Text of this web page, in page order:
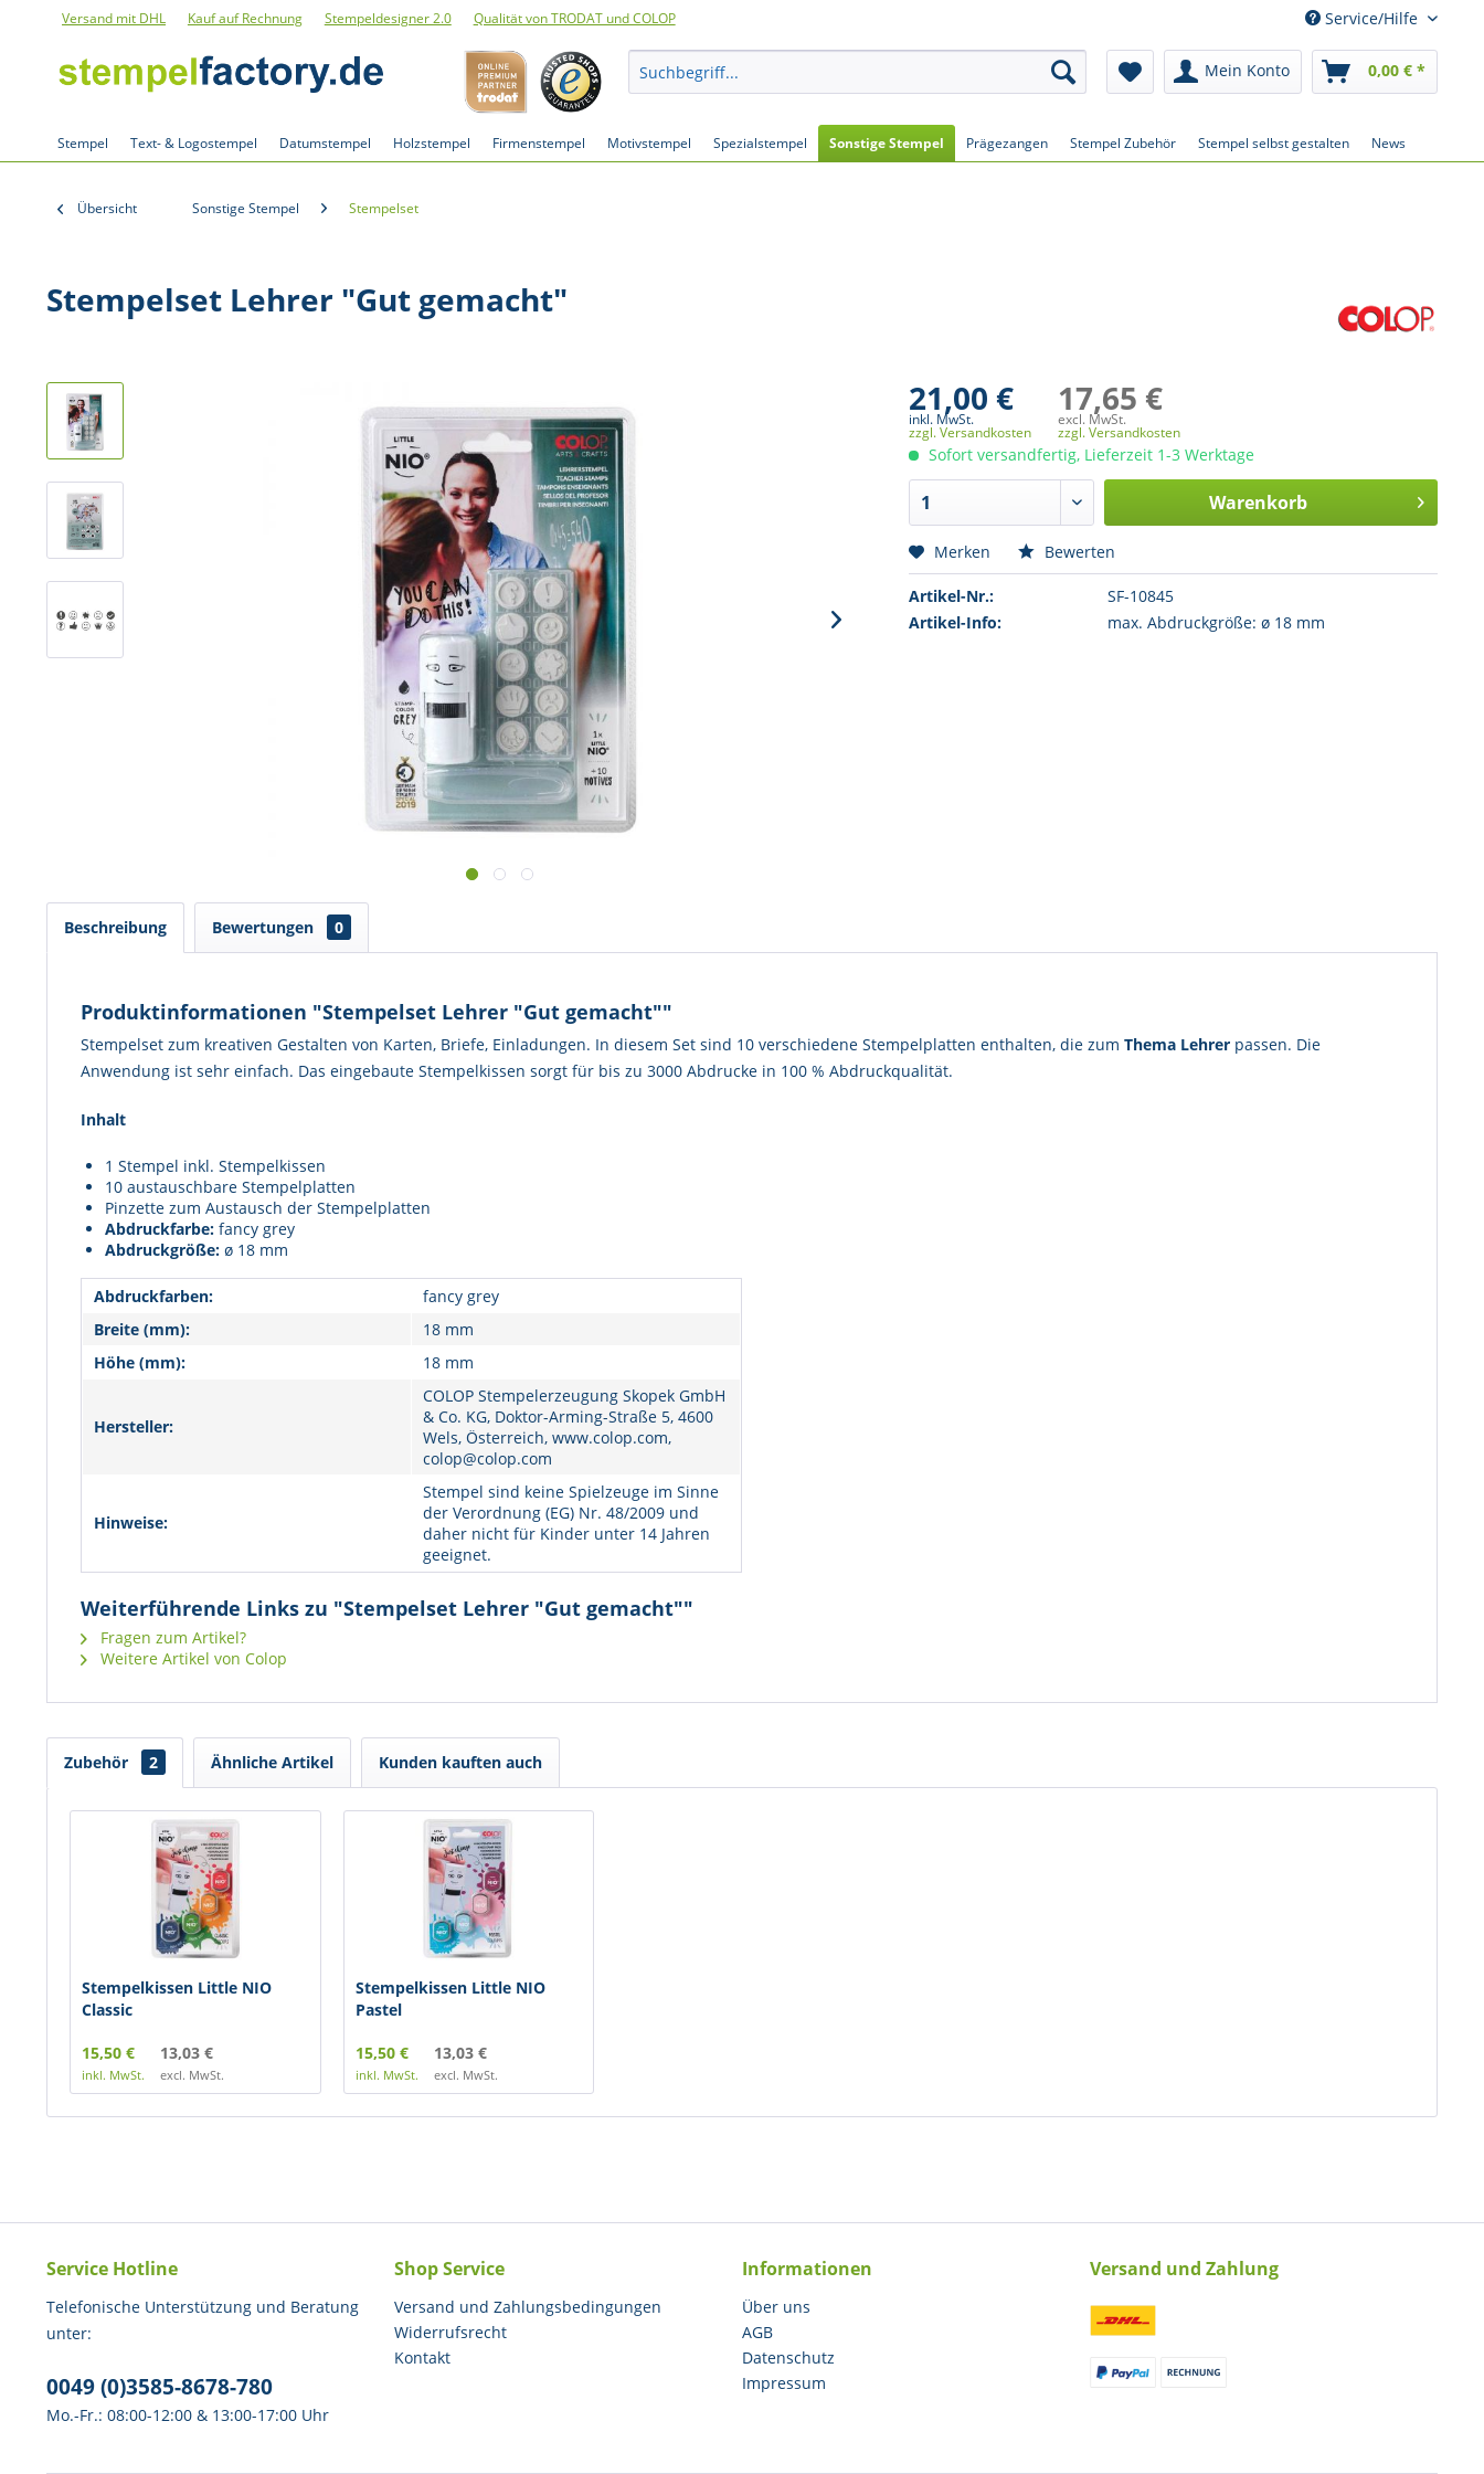
Versand mit DHL Kauf auf Rechnung Stempeldesigner 2.0 Qualität von TRODAT und COLOP Service/Hilfe
Mein Konto 0,00 € *
Stempel Text- & Logostempel Datumstempel Holzstempel Firmenstempel Motivstempel Spezialstempel Sonstige Stempel Prägezangen Stempel Zubehör Stempel selbst gestalten News
Übersicht Sonstige Stempel Stempelset
Stempelset Lehrer "Gut gemacht"
21,00 €
inkl. MwSt.
zzgl. Versandkosten
17,65 €
excl. MwSt.
zzgl. Versandkosten
Sofort versandfertig, Lieferzeit 1-3 Werktage
Warenkorb
Merken Bewerten
Artikel-Nr.:
SF-10845
Artikel-Info:
max. Abdruckgröße: ø 18 mm
Beschreibung Bewertungen 0
Produktinformationen "Stempelset Lehrer "Gut gemacht""
Stempelset zum kreativen Gestalten von Karten, Briefe, Einladungen. In diesem Set sind 10 verschiedene Stempelplatten enthalten, die zum Thema Lehrer passen. Die
Anwendung ist sehr einfach. Das eingebaute Stempelkissen sorgt für bis zu 3000 Abdrucke in 100 % Abdruckqualität.
Inhalt
1 Stempel inkl. Stempelkissen
10 austauschbare Stempelplatten
Pinzette zum Austausch der Stempelplatten
Abdruckfarbe: fancy grey
Abdruckgröße: ø 18 mm
Abdruckfarben:
fancy grey
Breite (mm):
18 mm
Höhe (mm):
18 mm
Hersteller:
COLOP Stempelerzeugung Skopek GmbH
& Co. KG, Doktor-Arming-Straße 5, 4600
Wels, Österreich, www.colop.com,
colop@colop.com
Hinweise:
Stempel sind keine Spielzeuge im Sinne
der Verordnung (EG) Nr. 48/2009 und
daher nicht für Kinder unter 14 Jahren
geeignet.
Weiterführende Links zu "Stempelset Lehrer "Gut gemacht""
Fragen zum Artikel?
Weitere Artikel von Colop
Zubehör 2 Ähnliche Artikel Kunden kauften auch
Stempelkissen Little NIO
Classic
15,50 €
inkl. MwSt.
13,03 €
excl. MwSt.
Stempelkissen Little NIO
Pastel
15,50 €
inkl. MwSt.
13,03 €
excl. MwSt.
Service Hotline
Telefonische Unterstützung und Beratung
unter:
0049 (0)3585-8678-780
Mo.-Fr.: 08:00-12:00 & 13:00-17:00 Uhr
Shop Service
Versand und Zahlungsbedingungen
Widerrufsrecht
Kontakt
Informationen
Über uns
AGB
Datenschutz
Impressum
Versand und Zahlung